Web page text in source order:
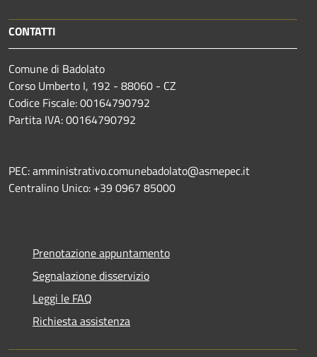
CONTATTI
Comune di Badolato
Corso Umberto I, 192 - 88060 - CZ
Codice Fiscale: 00164790792
Partita IVA: 00164790792
PEC: amministrativo.comunebadolato@asmepec.it
Centralino Unico: +39 0967 85000
Prenotazione appuntamento
Segnalazione disservizio
Leggi le FAQ
Richiesta assistenza